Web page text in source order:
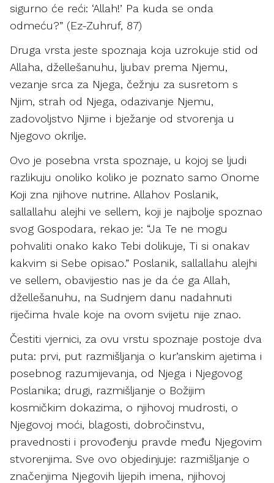
sigurno će reći: ‘Allah!’ Pa kuda se onda
odmeću?” (Ez-Zuhruf, 87)
Druga vrsta jeste spoznaja koja uzrokuje stid od
Allaha, džellešanuhu, ljubav prema Njemu,
vezanje srca za Njega, čežnju za susretom s
Njim, strah od Njega, odazivanje Njemu,
zadovoljstvo Njime i bježanje od stvorenja u
Njegovo okrilje.
Ovo je posebna vrsta spoznaje, u kojoj se ljudi
razlikuju onoliko koliko je poznato samo Onome
Koji zna njihove nutrine. Allahov Poslanik,
sallallahu alejhi ve sellem, koji je najbolje spoznao
svog Gospodara, rekao je: “Ja Te ne mogu
pohvaliti onako kako Tebi dolikuje, Ti si onakav
kakvim si Sebe opisao.” Poslanik, sallallahu alejhi
ve sellem, obavijestio nas je da će ga Allah,
džellešanuhu, na Sudnjem danu nadahnuti
riječima hvale koje na ovom svijetu nije znao.
Čestiti vjernici, za ovu vrstu spoznaje postoje dva
puta: prvi, put razmišljanja o kur’anskim ajetima i
posebnog razumijevanja, od Njega i Njegovog
Poslanika; drugi, razmišljanje o Božijim
kosmičkim dokazima, o njihovoj mudrosti, o
Njegovoj moći, blagosti, dobročinstvu,
pravednosti i provođenju pravde među Njegovim
stvorenjima. Sve ovo objedinjuje: razmišljanje o
značenjima Njegovih lijepih imena, njihovoj